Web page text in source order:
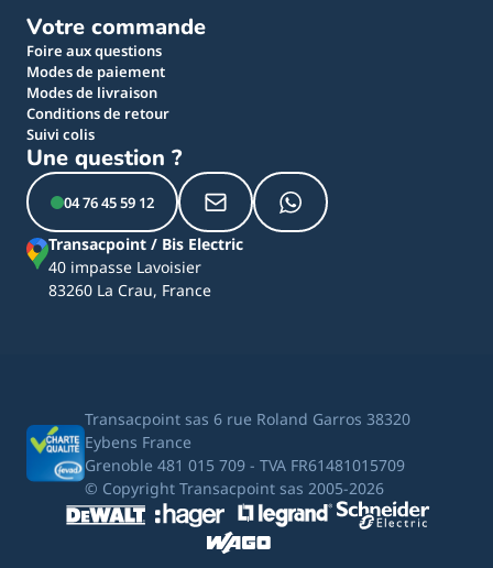
Votre commande
Foire aux questions
Modes de paiement
Modes de livraison
Conditions de retour
Suivi colis
Une question ?
04 76 45 59 12
Transacpoint / Bis Electric
40 impasse Lavoisier
83260 La Crau, France
Transacpoint sas 6 rue Roland Garros 38320
Eybens France
Grenoble 481 015 709 - TVA FR61481015709
© Copyright Transacpoint sas 2005-2026